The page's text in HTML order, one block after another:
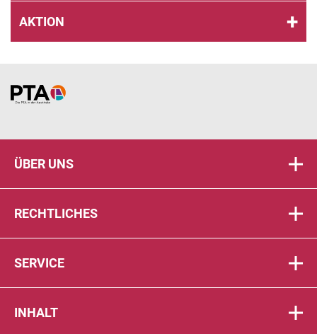
AKTION
Home
ÜBER UNS
RECHTLICHES
SERVICE
INHALT